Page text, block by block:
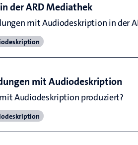
der ARD Mediathek
mit Audiodeskription in der
mit Audiodeskription
Audiodeskription produziert?